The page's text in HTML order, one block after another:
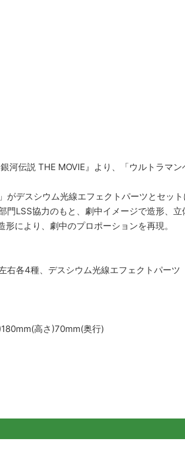
銀河伝説 THE MOVIE』より、「ウルトラマ
がデスシウム光線エフェクトパーツとセッ
門LSS協力のもと、劇中イメージで造形、立
により、劇中のプロポーションを再現。
右各4種、デスシウム光線エフェクトパーツ
高さ)70mm(奥行)